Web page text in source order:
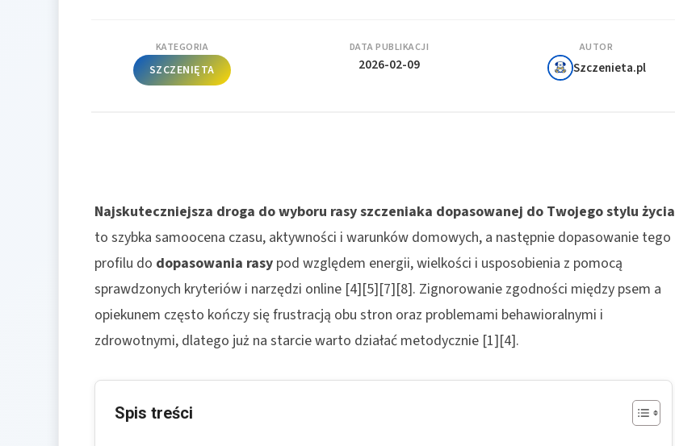
KATEGORIA
SZCZENIĘTA
DATA PUBLIKACJI
2026-02-09
AUTOR
Szczenieta.pl
Najskuteczniejsza droga do wyboru rasy szczeniaka dopasowanej do Twojego stylu życia
to szybka samoocena czasu, aktywności i warunków domowych, a następnie dopasowanie tego
profilu do dopasowania rasy pod względem energii, wielkości i usposobienia z pomocą
sprawdzonych kryteriów i narzędzi online [4][5][7][8]. Zignorowanie zgodności między psem a
opiekunem często kończy się frustracją obu stron oraz problemami behawioralnymi i
zdrowotnymi, dlatego już na starcie warto działać metodycznie [1][4].
Spis treści